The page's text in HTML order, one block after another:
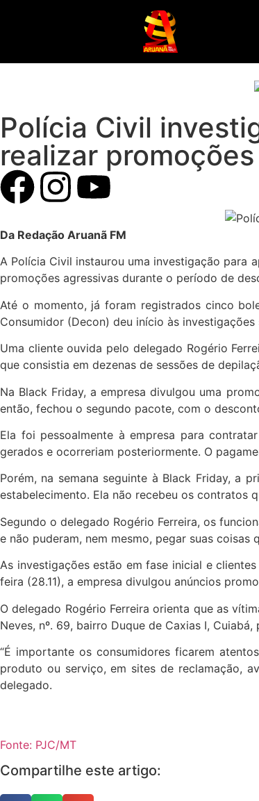
Polícia Civil
realizar
Da Redação Aruanã FM
A Polícia Civil instaurou uma investigação para
promoções agressivas durante o período de
Até o momento, já foram registrados cinco
Consumidor (Decon) deu início às investigações
Uma cliente ouvida pelo delegado Rogério
que consistia em dezenas de sessões de
Na Black Friday, a empresa divulgou uma
então, fechou o segundo pacote, com o
Ela foi pessoalmente à empresa para
gerados e ocorreriam posteriormente. O
Porém, na semana seguinte à Black Friday, a
estabelecimento. Ela não recebeu os contratos
Segundo o delegado Rogério Ferreira, os
e não puderam, nem mesmo, pegar suas coisas
As investigações estão em fase inicial e
feira (28.11), a empresa divulgou anúncios
O delegado Rogério Ferreira orienta que as
Neves, nº. 69, bairro Duque de Caxias I, Cuiabá,
“É importante os consumidores ficarem
produto ou serviço, em sites de reclamação,
delegado.
Fonte: PJC/MT
Compartilhe este artigo: